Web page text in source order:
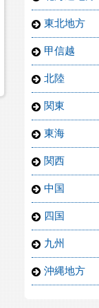
東北地方
甲信越
北陸
関東
東海
関西
中国
四国
九州
沖縄地方